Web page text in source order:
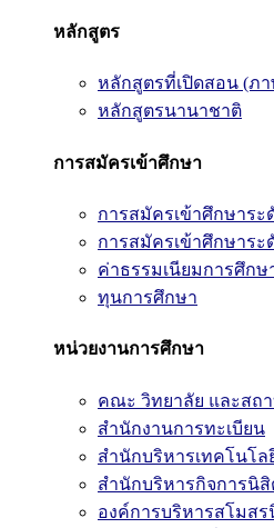
หลักสูตร
หลักสูตรที่เปิดสอน (ภา
หลักสูตรนานาชาติ
การสมัครเข้าศึกษา
การสมัครเข้าศึกษา
การสมัครเข้าศึกษาร
ค่าธรรมเนียมการศึกษ
ทุนการศึกษา
หน่วยงานการศึกษา
คณะ วิทยาลัย และสถ
สำนักงานการทะเบียน
สำนักบริหารเทคโนโล
สำนักบริหารกิจการนิสิ
องค์การบริหารสโมสร